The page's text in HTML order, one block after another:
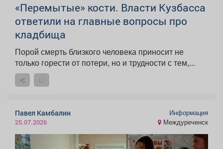
«Перемытые» кости. Власти Кузбасса
ответили на главные вопросы про
кладбища
Порой смерть близкого человека приносит не
только горести от потери, но и трудности с тем,...
Павел Камбалин
25.07.2026
Информация
Междуреченск